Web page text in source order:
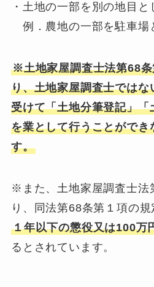
・土地の一部を別の地目
例．農地の一部を駐車場
※土地家屋調査士法第68
り、土地家屋調査士ではな
受けて「土地分筆登記」「
を業として行うことができ
す。
※また、土地家屋調査士法
り、同法第68条第１項の規
１年以下の懲役又は100万
るとされています。